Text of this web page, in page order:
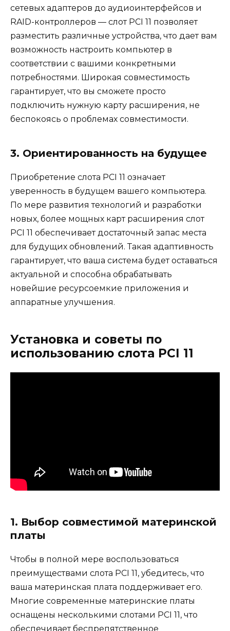
сетевых адаптеров до аудиоинтерфейсов и
RAID-контроллеров — слот PCI 11 позволяет
разместить различные устройства, что дает вам
возможность настроить компьютер в
соответствии с вашими конкретными
потребностями. Широкая совместимость
гарантирует, что вы сможете просто
подключить нужную карту расширения, не
беспокоясь о проблемах совместимости.
3. Ориентированность на будущее
Приобретение слота PCI 11 означает
уверенность в будущем вашего компьютера.
По мере развития технологий и разработки
новых, более мощных карт расширения слот
PCI 11 обеспечивает достаточный запас места
для будущих обновлений. Такая адаптивность
гарантирует, что ваша система будет оставаться
актуальной и способна обрабатывать
новейшие ресурсоемкие приложения и
аппаратные улучшения.
Установка и советы по
использованию слота PCI 11
1. Выбор совместимой материнской
платы
Чтобы в полной мере воспользоваться
преимуществами слота PCI 11, убедитесь, что
ваша материнская плата поддерживает его.
Многие современные материнские платы
оснащены несколькими слотами PCI 11, что
обеспечивает беспрепятственное